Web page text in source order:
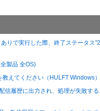
りで実行した際、終了ステータス
製品 全OS)
えてください（HULFT Windows）
信履歴に出力され、処理が失敗する